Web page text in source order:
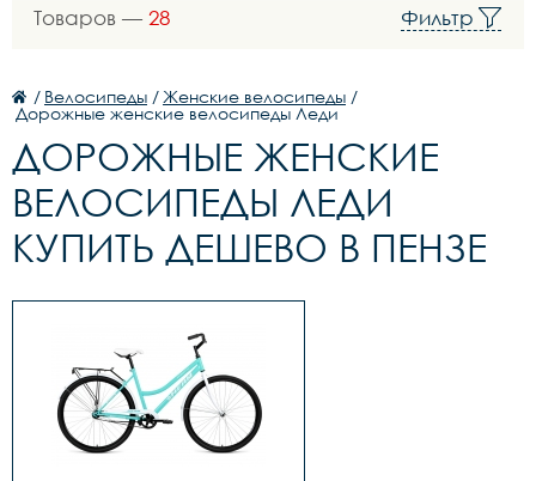
Товаров — 28 Фильтр
/ Велосипеды / Женские велосипеды /
Дорожные женские велосипеды Леди
ДОРОЖНЫЕ ЖЕНСКИЕ
ВЕЛОСИПЕДЫ ЛЕДИ
КУПИТЬ ДЕШЕВО В ПЕНЗЕ